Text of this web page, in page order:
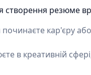
створення резюме
кар'єру
в креативній